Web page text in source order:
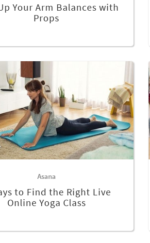
Your Arm Balances with
Props
Asana
to Find the Right Live
Online Yoga Class